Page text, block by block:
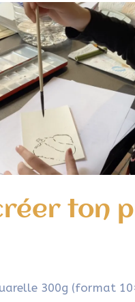
ton
300g (format